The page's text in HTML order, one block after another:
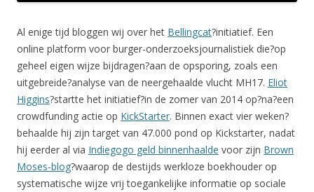
Al enige tijd bloggen wij over het Bellingcat?initiatief. Een
online platform voor burger-onderzoeksjournalistiek die?op
geheel eigen wijze bijdragen?aan de opsporing, zoals een
uitgebreide?analyse van de neergehaalde vlucht MH17. Eliot
Higgins?startte het initiatief?in de zomer van 2014 op?na?een
crowdfunding actie op KickStarter. Binnen exact vier weken?
behaalde hij zijn target van 47.000 pond op Kickstarter, nadat
hij eerder al via Indiegogo geld binnenhaalde voor zijn Brown
Moses-blog?waarop de destijds werkloze boekhouder op
systematische wijze vrij toegankelijke informatie op sociale